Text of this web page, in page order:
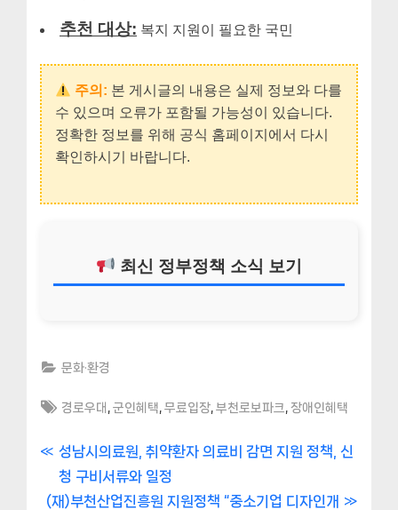
추천 대상: 복지 지원이 필요한 국민
주의: 본 게시글의 내용은 실제 정보와 다를
수 있으며 오류가 포함될 가능성이 있습니다.
정확한 정보를 위해 공식 홈페이지에서 다시
확인하시기 바랍니다.
최신 정부정책 소식 보기
문화·환경
Tags:
경로우대 ,군인혜택 ,무료입장 부천로보파크 ,장애인혜택
글
내
P
r
e
성남시의료원, 취약환자 의료비 감면 지원 정책, 신
청 구비서류와 일정
N
(재)부천산업진흥원 지원정책 “중소기업 디자인개